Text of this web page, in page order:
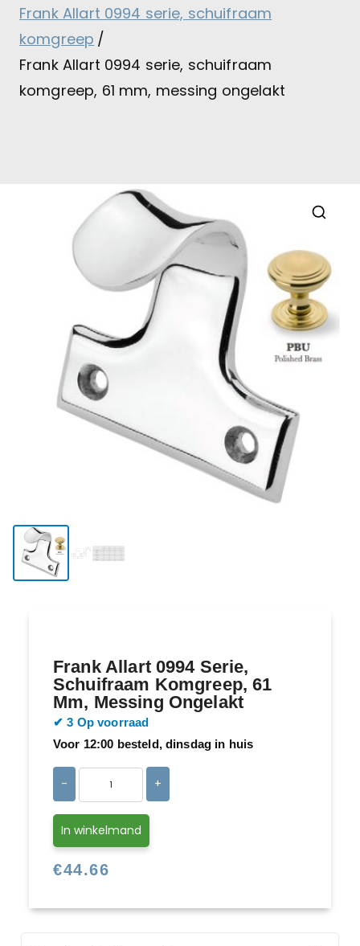
Frank Allart 0994 serie, schuifraam
komgreep
Frank Allart 0994 serie, schuifraam
komgreep, 61 mm, messing ongelakt
Frank Allart 0994 Serie,
Schuifraam Komgreep, 61
Mm, Messing Ongelakt
​​✔ 3 Op voorraad
Voor 12:00 besteld, dinsdag in huis
- +
In winkelmand
€44.66